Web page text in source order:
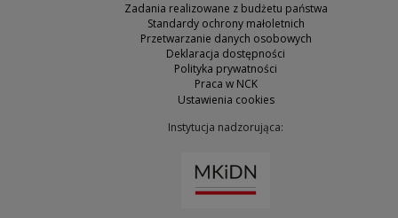
Zadania realizowane z budżetu państwa
Standardy ochrony małoletnich
Przetwarzanie danych osobowych
Deklaracja dostępności
Polityka prywatności
Praca w NCK
Ustawienia cookies
Instytucja nadzorująca: